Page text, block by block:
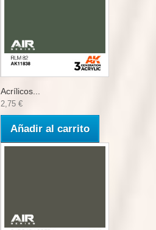
Acrílicos...
2,75 €
Añadir al carrito